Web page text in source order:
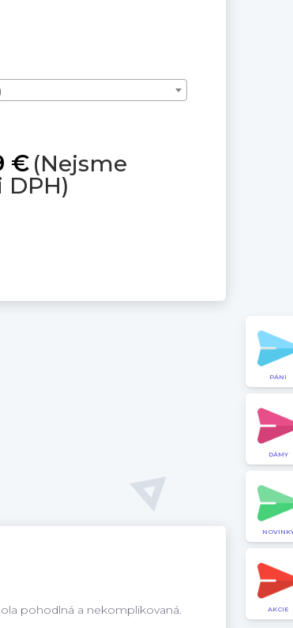
PÁNI
DÁMY
AKCIE
€ (Nejsme
DPH)
pohodlná a nekomplikovaná.